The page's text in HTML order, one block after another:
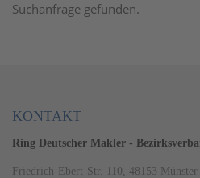
Suchanfrage gefunden.
KONTAKT
Ring Deutscher Makler -
Friedrich-Ebert-Str. 110, 48153 Münster